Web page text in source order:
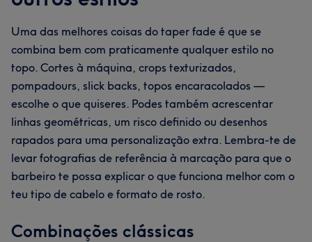
Uma das melhores coisas do taper fade é que se
combina bem com praticamente qualquer estilo no
topo. Cortes à máquina, crops texturizados,
pompadours, slick backs, topos encaracolados —
escolhe o que quiseres. Podes também acrescentar
linhas geométricas, um risco definido ou desenhos
rapados para uma personalização extra. Lembra-te de
levar fotografias de referência à marcação para que o
barbeiro te possa explicar o que funciona melhor com o
teu tipo de cabelo e formato de rosto.
Combinações clássicas